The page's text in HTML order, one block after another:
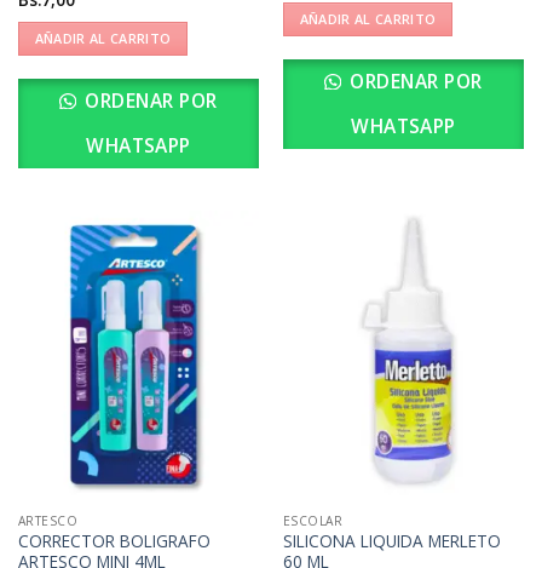
AÑADIR AL CARRITO
ORDENAR POR
WHATSAPP
AÑADIR AL CARRITO
ORDENAR POR
WHATSAPP
ARTESCO
CORRECTOR BOLIGRAFO
ARTESCO MINI 4ML
ESCOLAR
SILICONA LIQUIDA MERLETO
60 ML